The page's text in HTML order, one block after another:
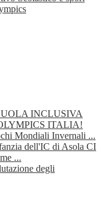
INCLUSIVA
ITALIA!
Mondiali Invernali ...
dell'IC di Asola CI
...
degli